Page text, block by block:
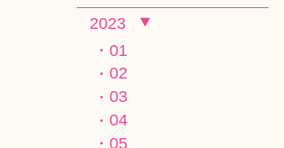
2023
01
02
03
04
05